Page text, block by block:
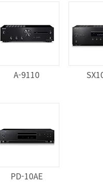
A-9110
PD-10AE